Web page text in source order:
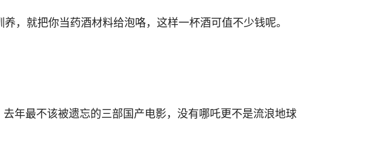
养，就把你当药酒材料给泡咯，这样一杯酒可值不少钱呢。